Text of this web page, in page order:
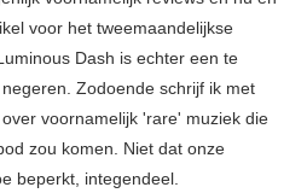
voor het tweemaandelijkse
Dash is echter een te
Zodoende schrijf ik met
voornamelijk 'rare' muziek die
zou komen. Niet dat onze
beperkt, integendeel.